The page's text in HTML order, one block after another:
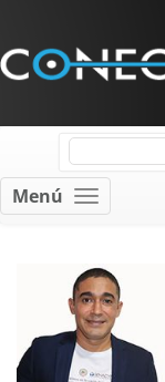
Menú